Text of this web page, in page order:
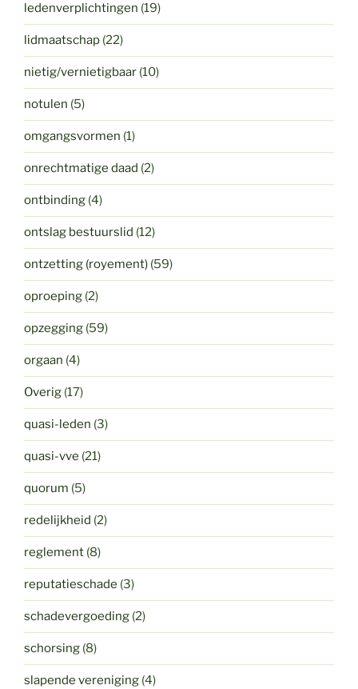
ledenverplichtingen (19)
lidmaatschap (22)
nietig/vernietigbaar (10)
notulen (5)
omgangsvormen (1)
onrechtmatige daad (2)
ontbinding (4)
ontslag bestuurslid (12)
ontzetting (royement) (59)
oproeping (2)
opzegging (59)
orgaan (4)
Overig (17)
quasi-leden (3)
quasi-vve (21)
quorum (5)
redelijkheid (2)
reglement (8)
reputatieschade (3)
schadevergoeding (2)
schorsing (8)
slapende vereniging (4)